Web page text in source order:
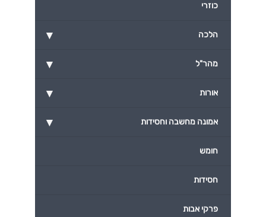
כוזרי
▾ הלכה
▾ מהר"ל
▾ אורות
▾ אמונה מחשבה וחסידות
חומש
חסידות
פרקי אבות